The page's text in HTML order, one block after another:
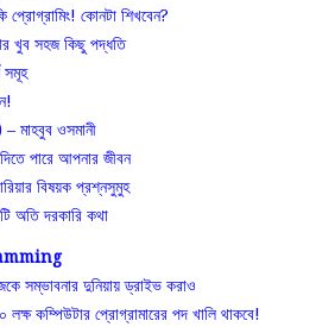
প্রোগ্রামিং! কোনটা শিখবেন?
খুব সহজ কিছু পদ্ধতি
সমূহ
– মাহবুব ওসমানী
পারে আপনার জীবন
বিষয়ক প্রশ্নসুমুহ
অতি দরকারি কথা
সম্ভাবনার দুনিয়ায় ড্রাইভ করাও
লক্ষ কম্পিউটার প্রোগ্রামারের পদ খালি থাকবে!